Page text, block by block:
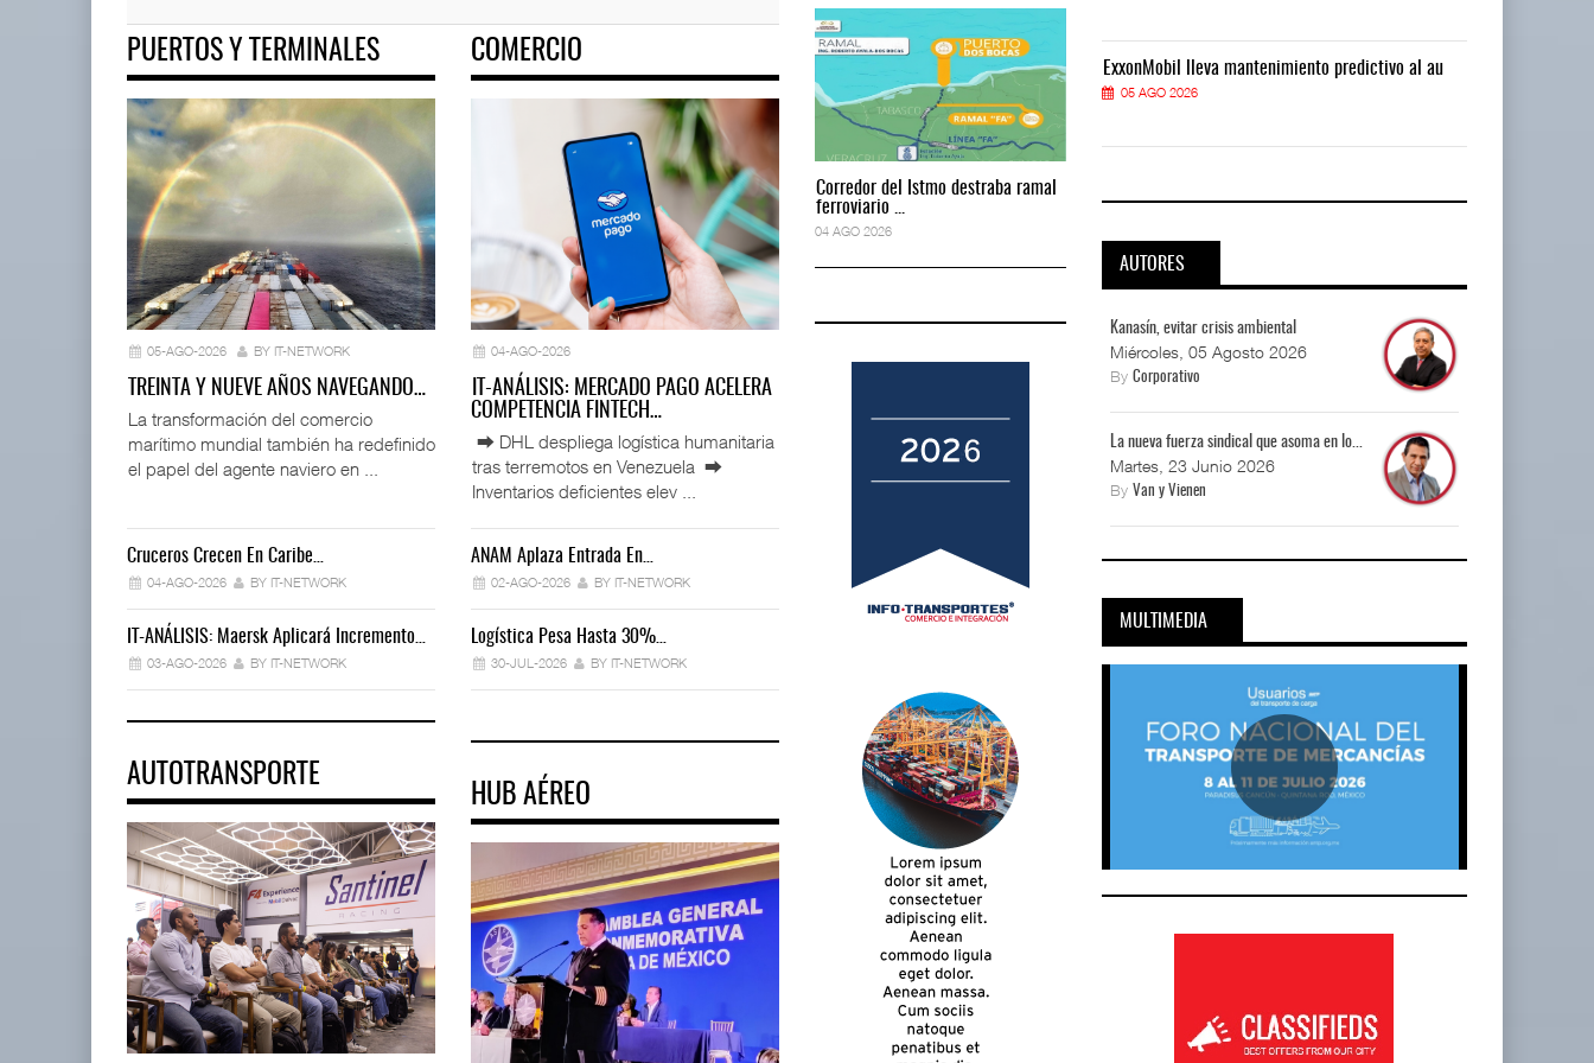
PUERTOS Y TERMINALES
05-AGO-2026 BY IT-NETWORK
TREINTA Y NUEVE AÑOS NAVEGANDO…
La transformación del comercio
marítimo mundial también ha redefinido
el papel del agente naviero en ...
Cruceros Crecen En Caribe…
04-AGO-2026 BY IT-NETWORK
IT-ANÁLISIS: Maersk Aplicará Incremento…
03-AGO-2026 BY IT-NETWORK
AUTOTRANSPORTE
COMERCIO
04-AGO-2026
IT-ANÁLISIS: MERCADO PAGO ACELERA
COMPETENCIA FINTECH…
⮕ DHL despliega logística humanitaria
tras terremotos en Venezuela ⮕
Inventarios deficientes elev ...
ANAM Aplaza Entrada En…
02-AGO-2026 BY IT-NETWORK
Logística Pesa Hasta 30%…
30-JUL-2026 BY IT-NETWORK
IT-ANÁLISIS: Manifestación Electrónica
29-JUL-2026 BY IT-NETWORK
Cadena De Frío, Clave…
16-JUL-2026 BY IT-NETWORK
HUB AÉREO
Corredor del Istmo destraba ramal
Corredor del Istmo destraba ramal
ferroviario ...
04 AGO 2026
Corredor del Istmo destraba ramal
ferroviario ...
04 AGO 2026
ferroviario ...
ferroviario ...
ExxonMobil lleva mantenimiento predictivo al au ExxonMobil lleva mantenimiento predictivo al au
05 AGO 2026
AUTORES
Kanasín, evitar crisis ambiental
Miércoles, 05 Agosto 2026
By Corporativo
La nueva fuerza sindical que asoma en lo...
Martes, 23 Junio 2026
By Van y Vienen
MULTIMEDIA